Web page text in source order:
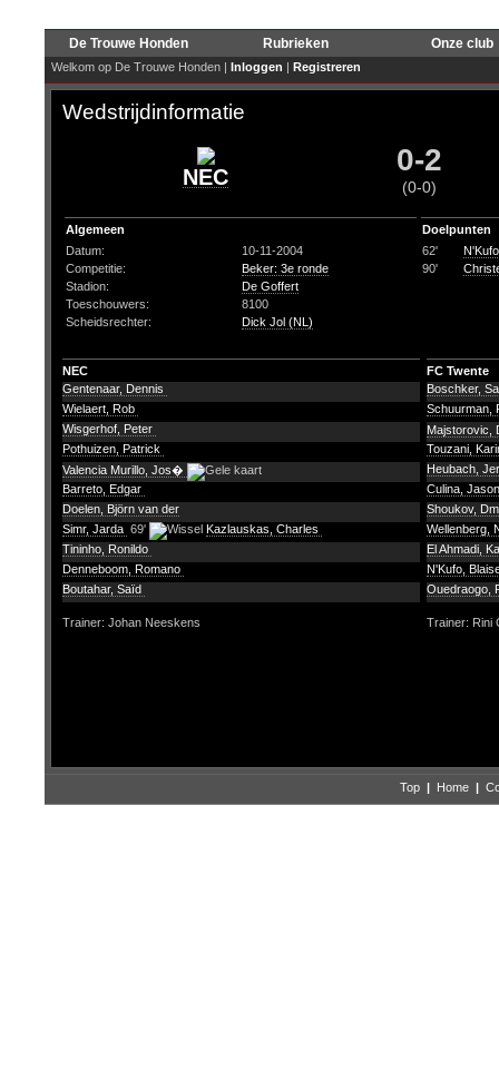
De Trouwe Honden Rubrieken Onze club
Welkom op De Trouwe Honden | Inloggen | Registreren
Wedstrijdinformatie
NEC 0-2
(0-0)
Algemeen
Datum:
10-11-2004
Competitie:
Beker: 3e ronde
Stadion:
De Goffert
Toeschouwers:
8100
Scheidsrechter:
Dick Jol (NL)
Doelpunten
62'
90'
NEC
FC Twente
Gentenaar, Dennis
Wielaert, Rob
Wisgerhof, Peter
Pothuizen, Patrick
Valencia Murillo, Jos�
Barreto, Edgar
Doelen, Björn van der
Simr, Jarda 69'
Kazlauskas, Charles
Tininho, Ronildo
Denneboom, Romano
Boutahar, Saïd
Boschker,
Schuurman,
Touzani,
Heubach,
Culina,
Shoukov,
Wellenberg,
El Ahmadi,
N'Kufo,
Ouedraogo,
Trainer: Johan Neeskens Trainer: Rini
Top | Home |